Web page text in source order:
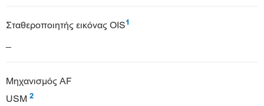
Σταθεροποιητής εικόνας OIS1
Μηχανισμός AF
USM 2